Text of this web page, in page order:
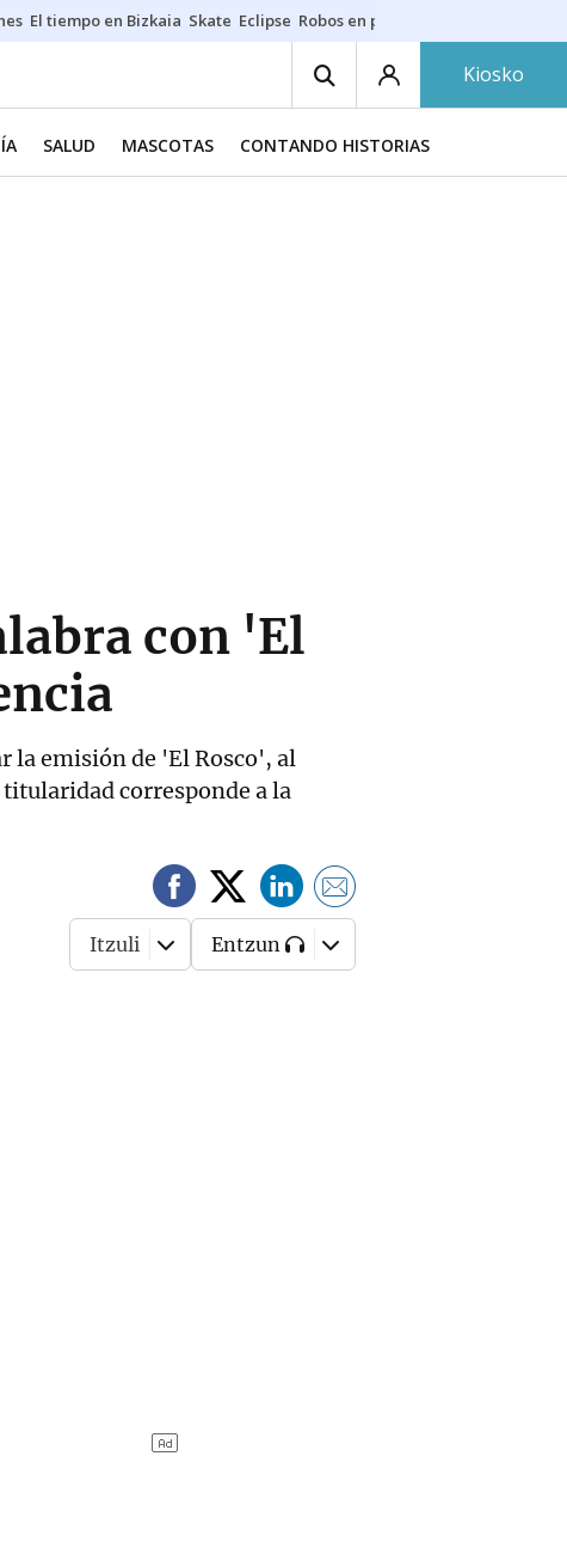
El tiempo en Bizkaia Skate Eclipse Robos en playas
Kiosko
SALUD MASCOTAS CONTANDO HISTORIAS
con 'El
la emisión de 'El Rosco', al
corresponde a la
Itzuli Entzun